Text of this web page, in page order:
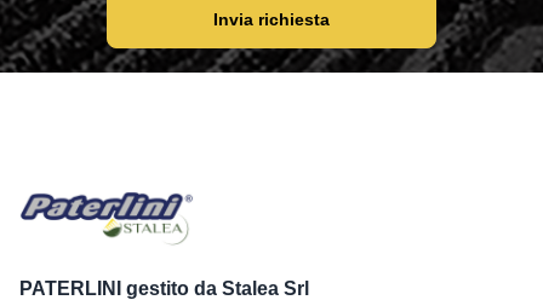
Invia richiesta
PATERLINI gestito da Stalea Srl